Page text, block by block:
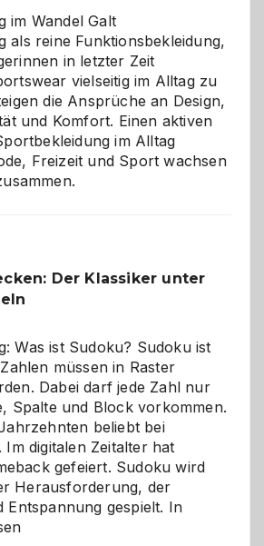
Chaos
im Wandel Galt
als reine Funktionsbekleidung,
in letzter Zeit
vielseitig im Alltag zu
die Ansprüche an Design,
und Komfort. Einen aktiven
im Alltag
Freizeit und Sport wachsen
Der Klassiker unter
Was ist Sudoku? Sudoku ist
müssen in Raster
Dabei darf jede Zahl nur
Spalte und Block vorkommen.
beliebt bei
Im digitalen Zeitalter hat
gefeiert. Sudoku wird
Herausforderung, der
Entspannung gespielt. In